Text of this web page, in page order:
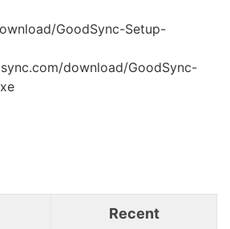
GoodSync-Setup-
download/GoodSync-
Recent